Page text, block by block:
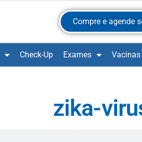
Compre e agende
Check-Up Exames Vacinas
zika-